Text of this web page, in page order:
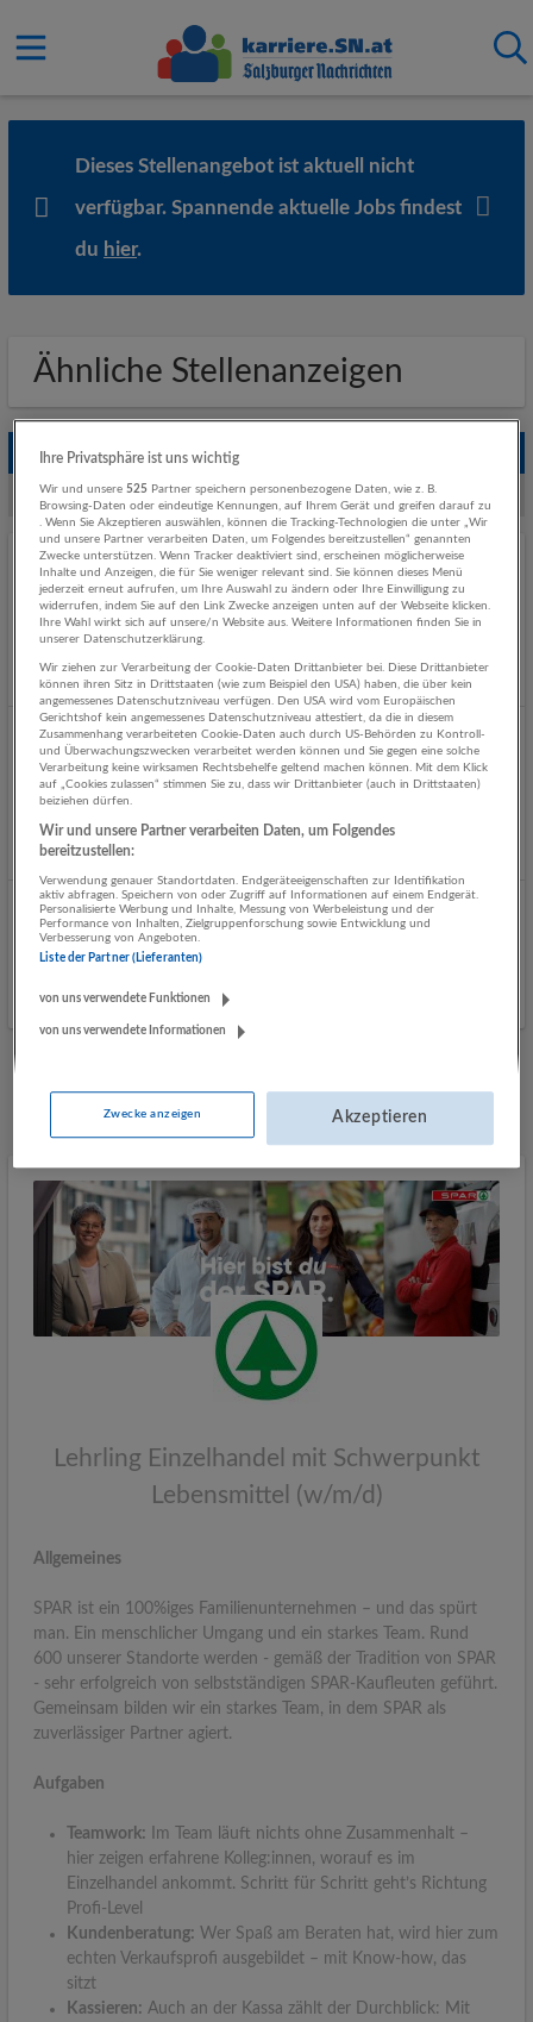
Dieses Stellenangebot ist aktuell nicht
verfügbar. Spannende aktuelle Jobs findest
du hier.
Ähnliche Stellenanzeigen
Empfohlene Jobs
Weitere Jobs von SPAR Österreichische Warenhandels-AG
Flexibler Nebenjob mit attraktivem Verdienst und
flexiblen Zeiten ab sofort.
06.08.2026,Morgengold Frühstücksdienste Salzburg
NEU
Nebenjob als (selbstständiger) Logistikpartner –
zuverlässige Personen willkommen!
06.08.2026,
Salzburg
Buffetkraft Vollzeit
06.08.2026,
Mehr Jobs
Lehrling Einzelhandel mit Schwerpunkt
Lebensmittel (w/m/d)
Allgemeines
SPAR ist ein 100%iges Familienunternehmen – und das spürt
man. Ein menschlicher Umgang und ein starkes Team. Rund
600 unserer Standorte werden - gemäß der Tradition von SPAR
- sehr erfolgreich von selbstständigen SPAR-Kaufleuten geführt.
Gemeinsam bilden wir ein starkes Team, in dem SPAR als
zuverlässiger Partner agiert.
Aufgaben
Teamwork: Im Team läuft nichts ohne Zusammenhalt –
hier zeigen erfahrene Kolleg:innen, worauf es im
Einzelhandel ankommt. Schritt für Schritt geht’s Richtung
Profi-Level
Kundenberatung: Wer Spaß am Beraten hat, wird hier zum
echten Verkaufsprofi ausgebildet – mit Know-how, das
sitzt
Kassieren: Auch an der Kassa zählt der Durchblick: Mit
Ihre Privatsphäre ist uns wichtig
Wir und unsere525 Partner speichern personenbezogene Daten, wie z. B.
Browsing-Daten oder eindeutige Kennungen, auf Ihrem Gerät und greifen darauf zu
. Wenn Sie Akzeptieren auswählen, können die Tracking-Technologien die unter „Wir
und unsere Partner verarbeiten Daten, um Folgendes bereitzustellen“ genannten
Zwecke unterstützen. Wenn Tracker deaktiviert sind, erscheinen möglicherweise
Inhalte und Anzeigen, die für Sie weniger relevant sind. Sie können dieses Menü
jederzeit erneut aufrufen, um Ihre Auswahl zu ändern oder Ihre Einwilligung zu
widerrufen, indem Sie auf den Link Zwecke anzeigen unten auf der Webseite klicken.
Ihre Wahl wirkt sich auf unsere/n Website aus. Weitere Informationen finden Sie in
unserer Datenschutzerklärung.
Wir ziehen zur Verarbeitung der Cookie-Daten Drittanbieter bei. Diese Drittanbieter
können ihren Sitz in Drittstaaten (wie zum Beispiel den USA) haben, die über kein
angemessenes Datenschutzniveau verfügen. Den USA wird vom Europäischen
Gerichtshof kein angemessenes Datenschutzniveau attestiert, da die in diesem
Zusammenhang verarbeiteten Cookie-Daten auch durch US-Behörden zu Kontroll-
und Überwachungszwecken verarbeitet werden können und Sie gegen eine solche
Verarbeitung keine wirksamen Rechtsbehelfe geltend machen können. Mit dem Klick
auf „Cookies zulassen“ stimmen Sie zu, dass wir Drittanbieter (auch in Drittstaaten)
beiziehen dürfen.
Wir und unsere Partner verarbeiten Daten, um Folgendes
bereitzustellen:
Verwendung genauer Standortdaten. Endgeräteeigenschaften zur Identifikation
aktiv abfragen. Speichern von oder Zugriff auf Informationen auf einem Endgerät.
Personalisierte Werbung und Inhalte, Messung von Werbeleistung und der
Performance von Inhalten, Zielgruppenforschung sowie Entwicklung und
Verbesserung von Angeboten.
Liste der Partner (Lieferanten)
von uns verwendete Funktionen
von uns verwendete Informationen
Zwecke anzeigen Akzeptieren